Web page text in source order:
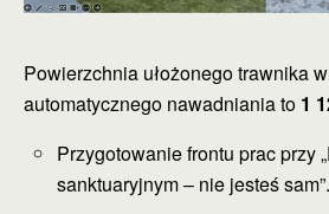
Powierzchnia ułożonego trawnika
automatycznego nawadniania to 1
Przygotowanie frontu prac przy
sanktuaryjnym – nie jesteś sam”.